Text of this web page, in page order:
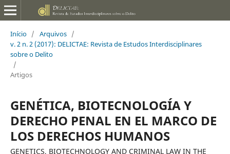
Início / Arquivos /
v. 2 n. 2 (2017): DELICTAE: Revista de Estudos Interdisciplinares
sobre o Delito
/
Artigos
GENÉTICA, BIOTECNOLOGÍA Y
DERECHO PENAL EN EL MARCO DE
LOS DERECHOS HUMANOS
GENETICS, BIOTECHNOLOGY AND CRIMINAL LAW IN THE